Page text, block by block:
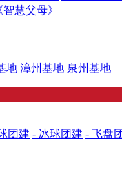
慧父母》
地 漳州基地 泉州基地
团建 - 冰球团建 - 飞盘